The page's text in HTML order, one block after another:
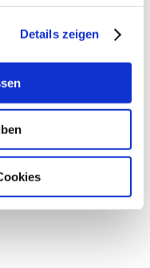
Details zeigen